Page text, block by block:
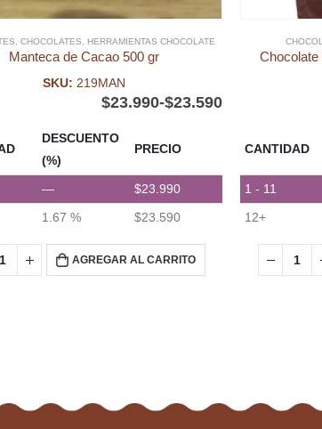
CHOCOLATES HERRAMIENTAS CHOCOLATE
Manteca de Cacao 500 gr
SKU: 219MAN
$23.590
-
$23.990
DESCUENTO
(%)
PRECIO
— $23.990
1.67 % $23.590
AGREGAR AL CARRITO
Chocolate
CANTIDAD
1 - 11
12+